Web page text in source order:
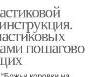
пошагово